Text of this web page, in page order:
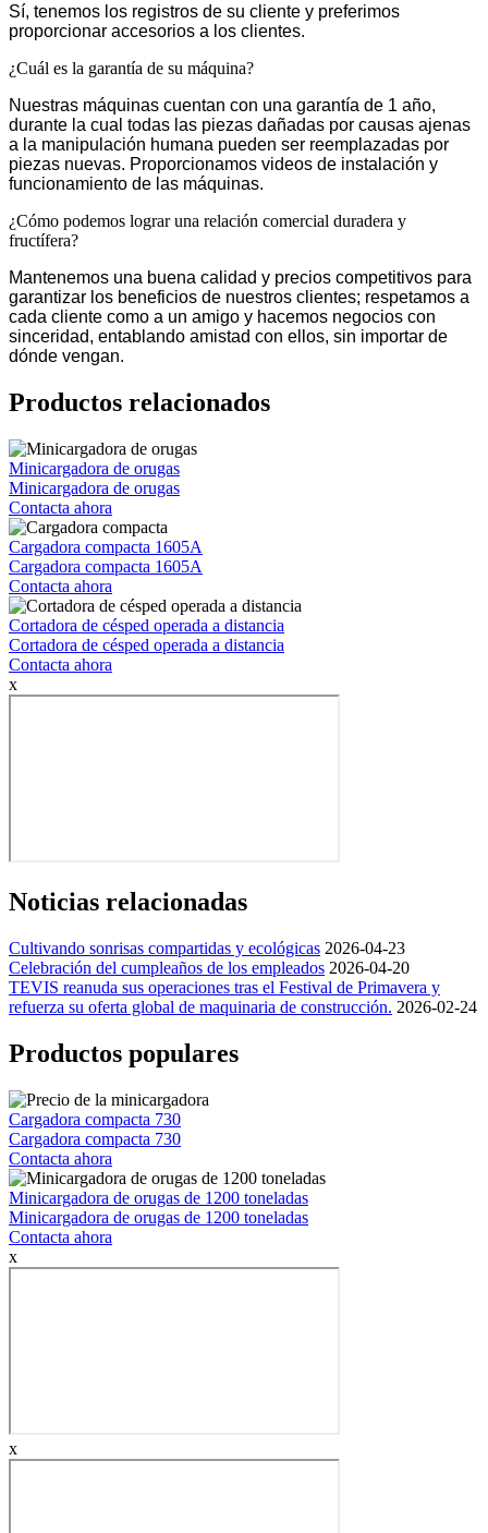
Sí, tenemos los registros de su cliente y preferimos
proporcionar accesorios a los clientes.
¿Cuál es la garantía de su máquina?
Nuestras máquinas cuentan con una garantía de 1 año,
durante la cual todas las piezas dañadas por causas ajenas
a la manipulación humana pueden ser reemplazadas por
piezas nuevas. Proporcionamos videos de instalación y
funcionamiento de las máquinas.
¿Cómo podemos lograr una relación comercial duradera y
fructífera?
Mantenemos una buena calidad y precios competitivos para
garantizar los beneficios de nuestros clientes; respetamos a
cada cliente como a un amigo y hacemos negocios con
sinceridad, entablando amistad con ellos, sin importar de
dónde vengan.
Productos relacionados
Minicargadora de orugas
Minicargadora de orugas
Contacta ahora
Cargadora compacta 1605A
Cargadora compacta 1605A
Contacta ahora
Cortadora de césped operada a distancia
Cortadora de césped operada a distancia
Contacta ahora
x
Noticias relacionadas
Cultivando sonrisas compartidas y ecológicas 2026-04-23
Celebración del cumpleaños de los empleados 2026-04-20
TEVIS reanuda sus operaciones tras el Festival de Primavera y
refuerza su oferta global de maquinaria de construcción. 2026-02-24
Productos populares
Cargadora compacta 730
Cargadora compacta 730
Contacta ahora
Minicargadora de orugas de 1200 toneladas
Minicargadora de orugas de 1200 toneladas
Contacta ahora
x
x